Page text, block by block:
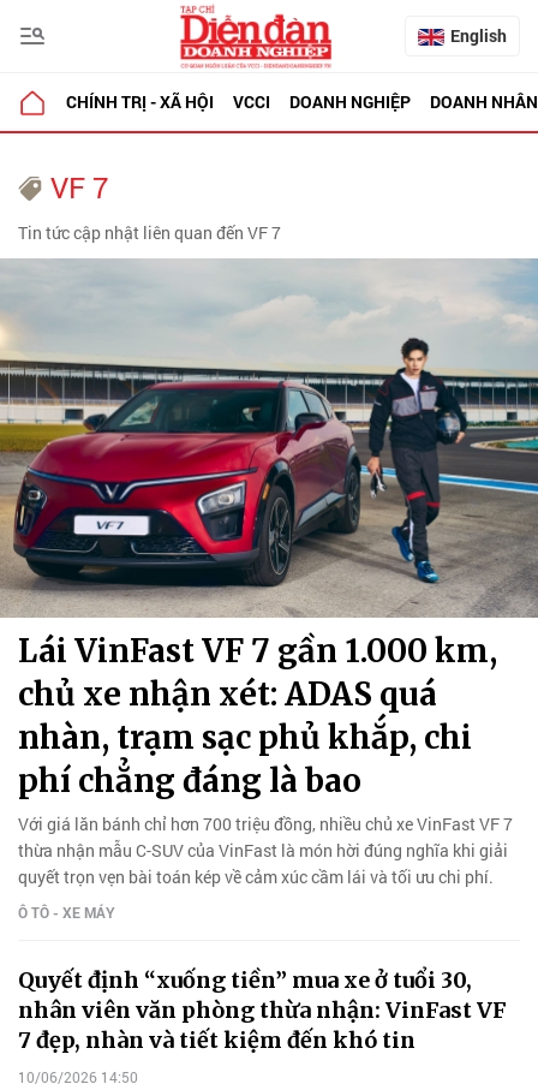
English
CHÍNH TRỊ - XÃ HỘI VCCI DOANH NGHIỆP DOANH NHÂN
VF 7
Tin tức cập nhật liên quan đến VF 7
Lái VinFast VF 7 gần 1.000 km,
chủ xe nhận xét: ADAS quá
nhàn, trạm sạc phủ khắp, chi
phí chẳng đáng là bao
Với giá lăn bánh chỉ hơn 700 triệu đồng, nhiều chủ xe VinFast VF 7
thừa nhận mẫu C-SUV của VinFast là món hời đúng nghĩa khi giải
quyết trọn vẹn bài toán kép về cảm xúc cầm lái và tối ưu chi phí.
Ô TÔ - XE MÁY
Quyết định “xuống tiền” mua xe ở tuổi 30,
nhân viên văn phòng thừa nhận: VinFast VF
7 đẹp, nhàn và tiết kiệm đến khó tin
10/06/2026 14:50